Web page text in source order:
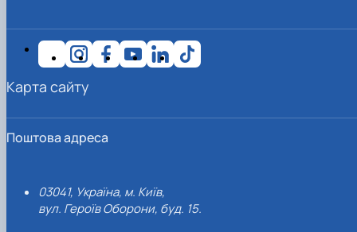
Поштова адреса
03041, Україна, м. Київ,
вул. Героїв Оборони, буд. 15.
Карта сайту